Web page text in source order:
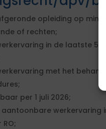
opleiding op
of rechten;
in de laatste 5
met het
per 1 juli 2026;
werkervaring